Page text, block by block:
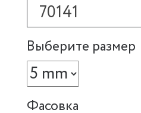
70141
Выберите размер
Фасовка